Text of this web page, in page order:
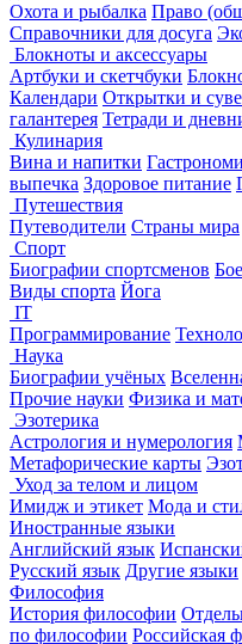
Охота и рыбалка Право
Справочники для досуга
Блокноты и аксессуары
Артбуки и скетчбуки
Календари Открытки и
галантерея Тетради и
Кулинария
Вина и напитки
выпечка Здоровое питание
Путешествия
Путеводители Страны мира
Спорт
Биографии спортсменов
Виды спорта Йога
IT
Программирование
Наука
Биографии учёных
Прочие науки Физика и
Эзотерика
Астрология и нумерология
Метафорические карты
Уход за телом и лицом
Имидж и этикет Мода и
Иностранные языки
Английский язык
Русский язык Другие языки
Философия
История философии
по философии Российская